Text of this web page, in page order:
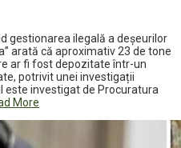
gestionarea ilegală a deșeurilor
arată că aproximativ 23 de tone
ar fi fost depozitate într-un
potrivit unei investigații
este investigat de Procuratura
More